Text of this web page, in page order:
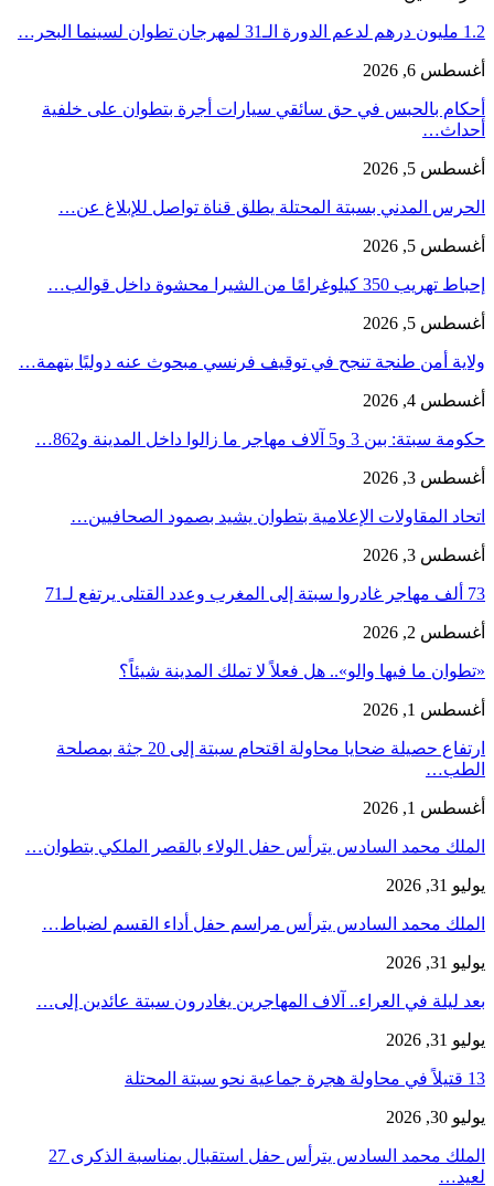
1.2 مليون درهم لدعم الدورة الـ31 لمهرجان تطوان لسينما البحر…
أغسطس 6, 2026
أحكام بالحبس في حق سائقي سيارات أجرة بتطوان على خلفية
أحداث…
أغسطس 5, 2026
الحرس المدني بسبتة المحتلة يطلق قناة تواصل للإبلاغ عن…
أغسطس 5, 2026
إحباط تهريب 350 كيلوغرامًا من الشيرا محشوة داخل قوالب…
أغسطس 5, 2026
ولاية أمن طنجة تنجح في توقيف فرنسي مبحوث عنه دوليًا بتهمة…
أغسطس 4, 2026
حكومة سبتة: بين 3 و5 آلاف مهاجر ما زالوا داخل المدينة و862…
أغسطس 3, 2026
اتحاد المقاولات الإعلامية بتطوان يشيد بصمود الصحافيين…
أغسطس 3, 2026
73 ألف مهاجر غادروا سبتة إلى المغرب وعدد القتلى يرتفع لـ71
أغسطس 2, 2026
«تطوان ما فيها والو».. هل فعلاً لا تملك المدينة شيئاً؟
أغسطس 1, 2026
ارتفاع حصيلة ضحايا محاولة اقتحام سبتة إلى 20 جثة بمصلحة
الطب…
أغسطس 1, 2026
الملك محمد السادس يترأس حفل الولاء بالقصر الملكي بتطوان…
يوليو 31, 2026
الملك محمد السادس يترأس مراسم حفل أداء القسم لضباط…
يوليو 31, 2026
بعد ليلة في العراء.. آلاف المهاجرين يغادرون سبتة عائدين إلى…
يوليو 31, 2026
13 قتيلاً في محاولة هجرة جماعية نحو سبتة المحتلة
يوليو 30, 2026
الملك محمد السادس يترأس حفل استقبال بمناسبة الذكرى 27
لعيد…